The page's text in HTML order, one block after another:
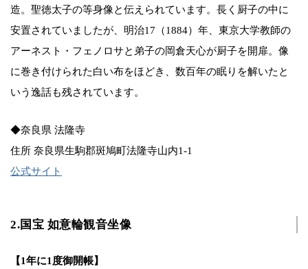
造。聖徳太子の等身像と伝えられています。長く厨子の中に
安置されていましたが、明治17（1884）年、東京大学教師の
アーネスト・フェノロサと弟子の岡倉天心が厨子を開扉。像
に巻き付けられた白い布をほどき、数百年の眠りを解いたと
いう逸話も残されています。
◆奈良県 法隆寺
住所 奈良県生駒郡斑鳩町法隆寺山内1-1
公式サイト
2.国宝 如意輪観音坐像
【1年に1度御開帳】